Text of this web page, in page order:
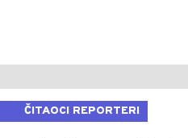
ČITAOCI REPORTERI